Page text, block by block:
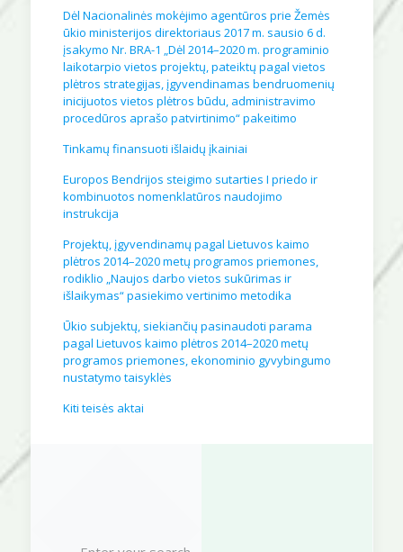
Dėl Nacionalinės mokėjimo agentūros prie Žemės
ūkio ministerijos direktoriaus 2017 m. sausio 6 d.
įsakymo Nr. BRA-1 „Dėl 2014–2020 m. programinio
laikotarpio vietos projektų, pateiktų pagal vietos
plėtros strategijas, įgyvendinamas bendruomenių
inicijuotos vietos plėtros būdu, administravimo
procedūros aprašo patvirtinimo“ pakeitimo
Tinkamų finansuoti išlaidų įkainiai
Europos Bendrijos steigimo sutarties I priedo ir
kombinuotos nomenklatūros naudojimo
instrukcija
Projektų, įgyvendinamų pagal Lietuvos kaimo
plėtros 2014–2020 metų programos priemones,
rodiklio „Naujos darbo vietos sukūrimas ir
išlaikymas“ pasiekimo vertinimo metodika
Ūkio subjektų, siekiančių pasinaudoti parama
pagal Lietuvos kaimo plėtros 2014–2020 metų
programos priemones, ekonominio gyvybingumo
nustatymo taisyklės
Kiti teisės aktai